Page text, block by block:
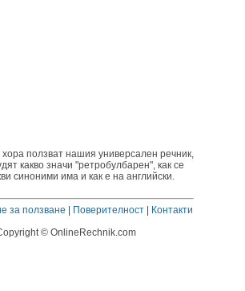
ползват нашия универсален речник,
какво значи "ретробулбарен", как се
синоними има и как е на английски.
за ползване | Поверителност| Контакти
© OnlineRechnik.com